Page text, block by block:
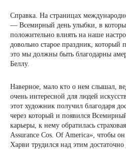
Справка. На страницах
— Всемирный день улыбки, в
положительно влиять на наше
довольно старое праздник, который
это мы должны быть благодарны
Беллу.
Наверное, мало кто о нем слышал,
очень интересной для людей
этот художник получил благодаря
через который и появился
карьеры, к нему обратилась
Assurance Cos. Of America», чтобы
Харви трудился над этим